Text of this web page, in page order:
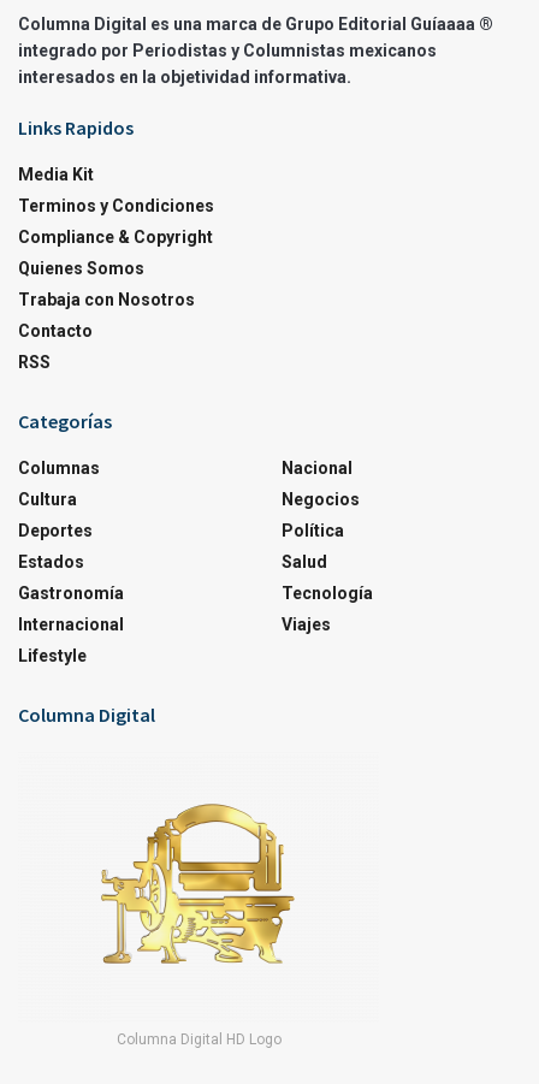
Columna Digital es una marca de Grupo Editorial Guíaaaa ®
integrado por Periodistas y Columnistas mexicanos
interesados en la objetividad informativa.
Links Rapidos
Media Kit
Terminos y Condiciones
Compliance & Copyright
Quienes Somos
Trabaja con Nosotros
Contacto
RSS
Categorías
Columnas
Cultura
Deportes
Estados
Gastronomía
Internacional
Lifestyle
Nacional
Negocios
Política
Salud
Tecnología
Viajes
Columna Digital
Columna Digital HD Logo